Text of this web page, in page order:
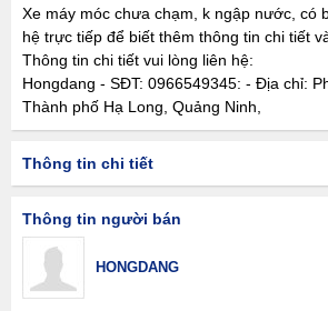
Xe máy móc chưa chạm, k ngập nước, có
hệ trực tiếp để biết thêm thông tin chi tiết
Thông tin chi tiết vui lòng liên hệ:
Hongdang - SĐT: 0966549345: - Địa chỉ:
Thành phố Hạ Long, Quảng Ninh,
Thông tin chi tiết
Thông tin người bán
HONGDANG